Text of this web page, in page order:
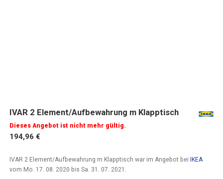
IVAR 2 Element/Aufbewahrung m Klapptisch
Dieses Angebot ist nicht mehr gültig.
194,96 €
IVAR 2 Element/Aufbewahrung m Klapptisch war im Angebot beiIKEA
vom Mo. 17. 08. 2020 bisSa. 31. 07. 2021